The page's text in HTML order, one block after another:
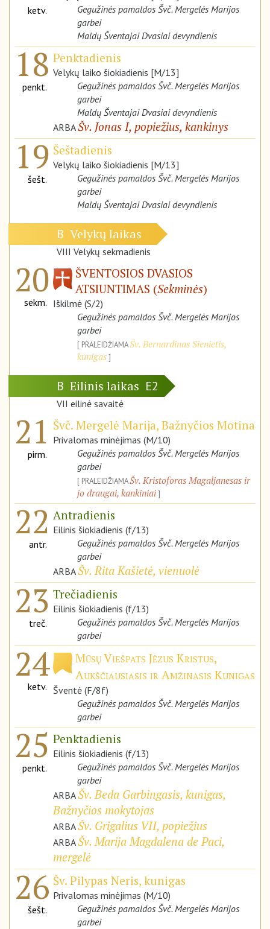
ketv.
Gegužinės pamaldos Švč. Mergelės Marijos
garbei
Maldų Šventajai Dvasiai devyndienis
18
penkt.
Penktadienis
Velykų laiko šiokiadienis [M/13]
Gegužinės pamaldos Švč. Mergelės Marijos
garbei
Maldų Šventajai Dvasiai devyndienis
ARBAŠv. Jonas I, popiežius, kankinys
19
šešt.
Šeštadienis
Velykų laiko šiokiadienis [M/13]
Gegužinės pamaldos Švč. Mergelės Marijos
garbei
Maldų Šventajai Dvasiai devyndienis
B Velykų laikas
VIII Velykų sekmadienis
20
sekm.
ŠVENTOSIOS DVASIOS
ATSIUNTIMAS (Sekminės)
Iškilmė (S/2)
Gegužinės pamaldos Švč. Mergelės Marijos
garbei
PRALEIDŽIAMAŠv. Bernardinas Sienietis,
kunigas
B Eilinis laikas E2
VII eilinė savaitė
21
pirm.
Švč. Mergelė Marija, Bažnyčios Motina
Privalomas minėjimas (M/10)
Gegužinės pamaldos Švč. Mergelės Marijos
garbei
PRALEIDŽIAMAŠv. Kristoforas Magaljanesas ir
jo draugai, kankiniai
22
antr.
Antradienis
Eilinis šiokiadienis (f/13)
Gegužinės pamaldos Švč. Mergelės Marijos
garbei
ARBAŠv. Rita Kašietė, vienuolė
23
treč.
Trečiadienis
Eilinis šiokiadienis (f/13)
Gegužinės pamaldos Švč. Mergelės Marijos
garbei
24
ketv.
Mūsų Viešpats Jėzus Kristus,
Aukščiausiasis ir Amžinasis Kunigas
Šventė (F/8f)
Gegužinės pamaldos Švč. Mergelės Marijos
garbei
25
penkt.
Penktadienis
Eilinis šiokiadienis (f/13)
Gegužinės pamaldos Švč. Mergelės Marijos
garbei
ARBAŠv. Beda Garbingasis, kunigas,
Bažnyčios mokytojas
ARBAŠv. Grigalius VII, popiežius
ARBAŠv. Marija Magdalena de Paci,
mergelė
26
šešt.
Šv. Pilypas Neris, kunigas
Privalomas minėjimas (M/10)
Gegužinės pamaldos Švč. Mergelės Marijos
garbei